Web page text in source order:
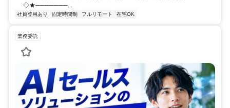
◇★───────...
社員登用あり 固定時間制 フルリモート 在宅OK
業務委託